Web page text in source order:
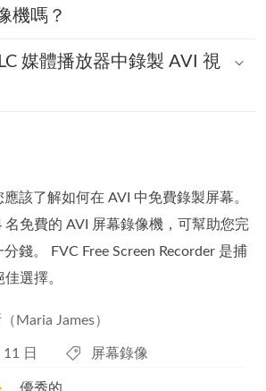
機嗎？
媒體播放器中錄製 AVI 視
該了解如何在 AVI 中免費錄製屏幕。
名免費的 AVI 屏幕錄像機，可幫助您完
錢。 FVC Free Screen Recorder 是捕
選擇。
Maria James）
日 屏幕錄像